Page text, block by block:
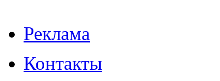
Реклама
Контакты